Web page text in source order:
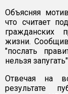
Объясняя
что считает
гражданских
жизни.
"послать
нельзя
Отвечая на
результате